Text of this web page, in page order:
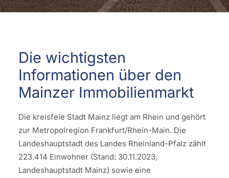
Die wichtigsten
Informationen über den
Mainzer Immobilienmarkt
Die kreisfeie Stadt Mainz liegt am Rhein und gehört
zur Metropolregion Frankfurt/Rhein-Main. Die
Landeshauptstadt des Landes Rheinland-Pfalz zählt
223.414 Einwohner (Stand: 30.11.2023,
Landeshauptstadt Mainz) sowie eine